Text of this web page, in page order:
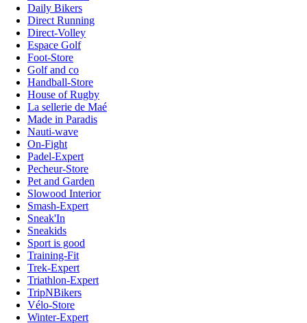
Daily Bikers
Direct Running
Direct-Volley
Espace Golf
Foot-Store
Golf and co
Handball-Store
House of Rugby
La sellerie de Maé
Made in Paradis
Nauti-wave
On-Fight
Padel-Expert
Pecheur-Store
Pet and Garden
Slowood Interior
Smash-Expert
Sneak'In
Sneakids
Sport is good
Training-Fit
Trek-Expert
Triathlon-Expert
TripNBikers
Vélo-Store
Winter-Expert